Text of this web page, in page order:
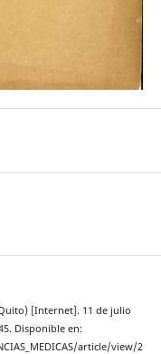
[Internet]. 11 de julio
Disponible en:
article/view/2